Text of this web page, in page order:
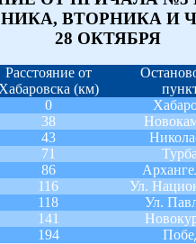
ВТОРНИКА И
28 ОКТЯБРЯ
Расстояние от
Хабаровска (км)
0
38
43
71
86
116 Ул.
118 Ул.
141
194